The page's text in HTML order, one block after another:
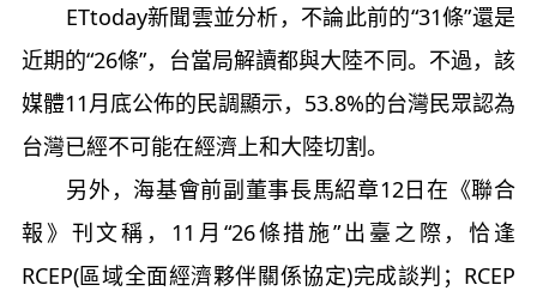
ETtoday新聞雲並分析，不論此前的“31條”還是
近期的“26條”，台當局解讀都與大陸不同。不過，該
媒體11月底公佈的民調顯示，53.8%的台灣民眾認為
台灣已經不可能在經濟上和大陸切割。
另外，海基會前副董事長馬紹章12日在《聯合
報》刊文稱，11月“26條措施”出臺之際，恰逢
RCEP(區域全面經濟夥伴關係協定)完成談判；RCEP